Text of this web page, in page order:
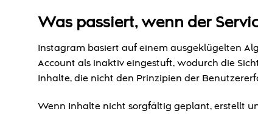
Was passiert, wenn der
Instagram basiert auf einem ausgeklügelten
Account als inaktiv eingestuft, wodurch die
Inhalte, die nicht den Prinzipien der
Wenn Inhalte nicht sorgfältig geplant, erstellt